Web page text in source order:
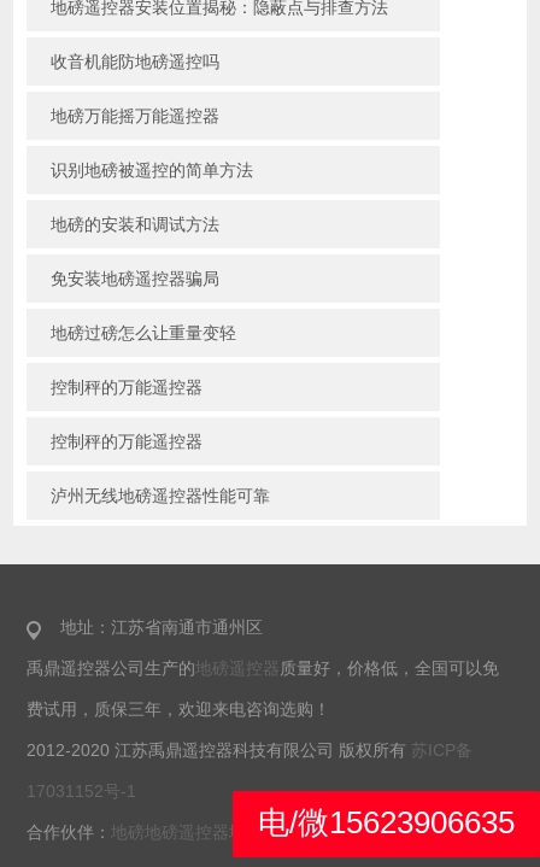
地磅遥控器安装位置揭秘：隐蔽点与排查方法
收音机能防地磅遥控吗
地磅万能摇万能遥控器
识别地磅被遥控的简单方法
地磅的安装和调试方法
免安装地磅遥控器骗局
地磅过磅怎么让重量变轻
控制秤的万能遥控器
控制秤的万能遥控器
泸州无线地磅遥控器性能可靠
地址：江苏省南通市通州区
禹鼎遥控器公司生产的地磅遥控器质量好，价格低，全国可以免
费试用，质保三年，欢迎来电咨询选购！
2012-2020 江苏禹鼎遥控器科技有限公司 版权所有 苏ICP备
17031152号-1
合作伙伴： 地磅地磅遥控器地磅防遥控器
电/微15623906635